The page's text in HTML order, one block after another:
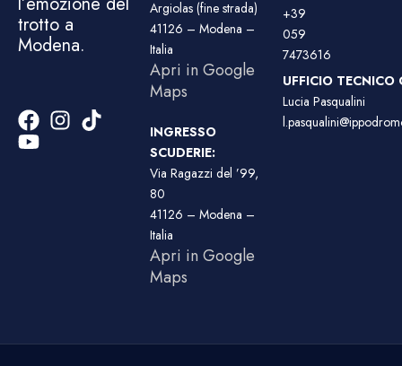
trotto a
Modena.
Argiolas (fine strada)
41126 – Modena –
Italia
Apri in Google
Maps
INGRESSO
SCUDERIE:
Via Ragazzi del ’99,
80
41126 – Modena –
Italia
Apri in Google
Maps
+39
059
7473616
UFFICIO TECNICO
Lucia Pasqualini